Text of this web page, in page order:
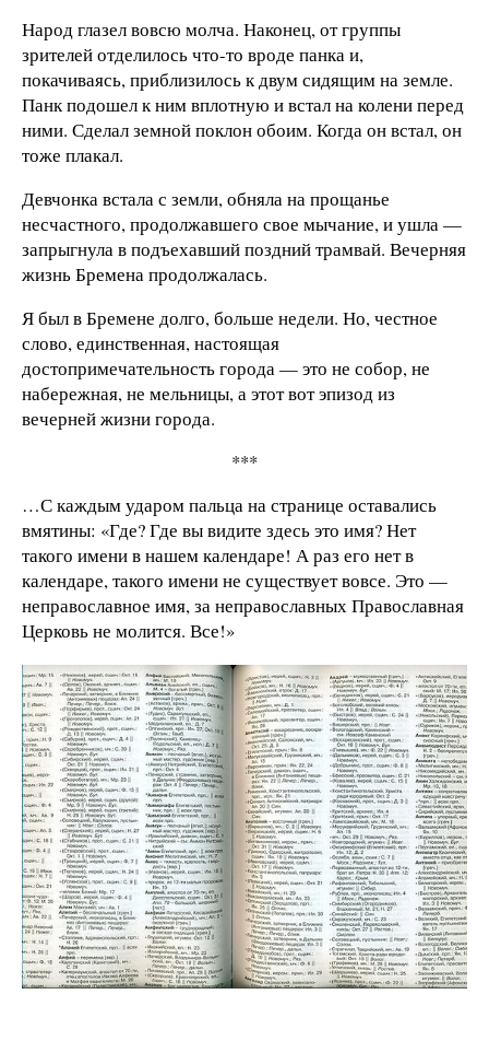
Народ глазел вовсю молча. Наконец, от группы
зрителей отделилось что-то вроде панка и,
покачиваясь, приблизилось к двум сидящим на земле.
Панк подошел к ним вплотную и встал на колени перед
ними. Сделал земной поклон обоим. Когда он встал, он
тоже плакал.
Девчонка встала с земли, обняла на прощанье
несчастного, продолжавшего свое мычание, и ушла —
запрыгнула в подъехавший поздний трамвай. Вечерняя
жизнь Бремена продолжалась.
Я был в Бремене долго, больше недели. Но, честное
слово, единственная, настоящая
достопримечательность города — это не собор, не
набережная, не мельницы, а этот вот эпизод из
вечерней жизни города.
***
…С каждым ударом пальца на странице оставались
вмятины: «Где? Где вы видите здесь это имя? Нет
такого имени в нашем календаре! А раз его нет в
календаре, такого имени не существует вовсе. Это —
неправославное имя, за неправославных Православная
Церковь не молится. Все!»